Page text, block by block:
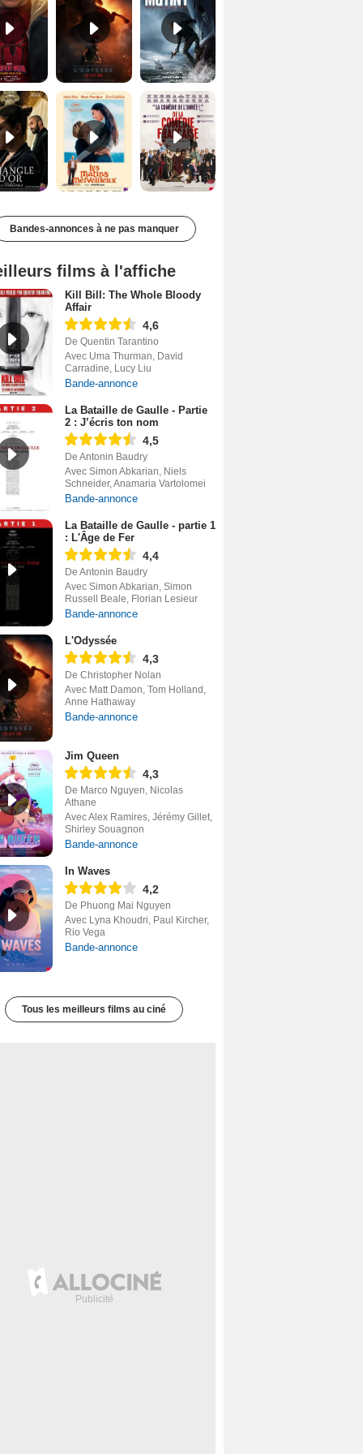
Les Matins merveilleux Bande-annonce VF De la Comédie-Française Teaser VF
Bandes-annonces à ne pas manquer
films à l'affiche
Kill Bill: The Whole Bloody
Affair
4,6
De Quentin Tarantino
Avec Uma Thurman, David
Carradine, Lucy Liu
Bande-annonce
La Bataille de Gaulle - Partie
2 : J’écris ton nom
4,5
De Antonin Baudry
Avec Simon Abkarian, Niels
Schneider, Anamaria Vartolomei
Bande-annonce
La Bataille de Gaulle - partie 1
: L'Âge de Fer
4,4
De Antonin Baudry
Avec Simon Abkarian, Simon
Russell Beale, Florian Lesieur
Bande-annonce
L'Odyssée
4,3
De Christopher Nolan
Avec Matt Damon, Tom Holland,
Anne Hathaway
Bande-annonce
Jim Queen
4,3
De Marco Nguyen, Nicolas
Athane
Avec Alex Ramires, Jérémy Gillet,
Shirley Souagnon
Bande-annonce
In Waves
4,2
De Phuong Mai Nguyen
Avec Lyna Khoudri, Paul Kircher,
Rio Vega
Bande-annonce
Tous les meilleurs films au ciné